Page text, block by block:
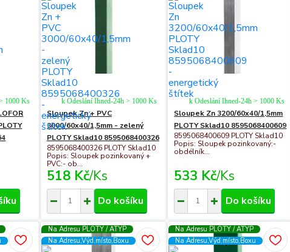
1000 Ks
Sloupek Zn + PVC
3000/60x40/1,5mm - zelený
PLOTY Sklad10 8595068400326
8595068400326 PLOTY Sklad10
Popis: Sloupek pozinkovaný +
PVC:- ob...
518 Kč/Ks
k Odeslání Ihned-24h > 1000 Ks
Do košíku
Sloupek Zn 3200/60x40/1,5mm
PLOTY Sklad10 8595068400609
8595068400609 PLOTY Sklad10
Popis: Sloupek pozinkovaný:-
obdélník...
533 Kč/Ks
k Odeslání Ihned-24h > 1000 Ks
Do košíku
Na Adresu PLOTY / ATYP
Na Adresu,Výd.místo,Boxu
Na Adresu PLOTY / ATYP
Na Adresu,Výd.místo,Boxu